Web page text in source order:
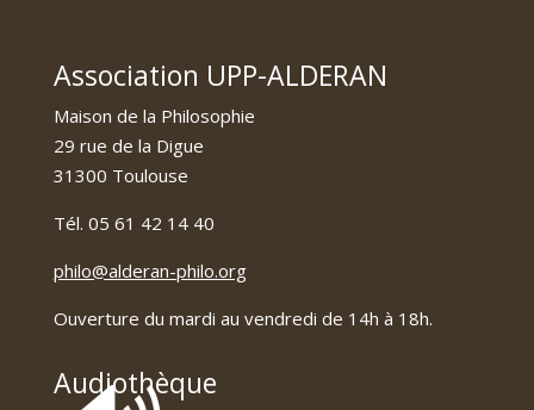
Association UPP-ALDERAN
Maison de la Philosophie
29 rue de la Digue
31300 Toulouse
Tél. 05 61 42 14 40
philo@alderan-philo.org
Ouverture du mardi au vendredi de 14h à 18h.
Audiothèque